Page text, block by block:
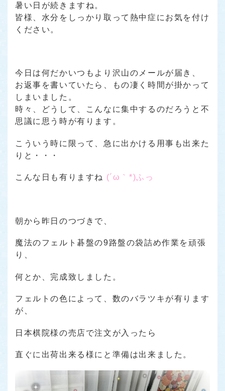
暑い日が続きますね。
皆様、水分をしっかり取って熱中症にお気を付け
ください。
今日は何だかいつもより沢山のメールが届き、
お返事を書いていたら、もの凄く時間が掛かって
しまいました。
時々、どうして、こんなに集中するのだろうと不
思議に思う時が有ります。
こういう時に限って、急に出かける用事も出来た
りと・・・
こんな日も有りますね (´ω｀*)ふっ
朝から昨日のつづきで、
魔法のフェルト碁盤の9路盤の袋詰め作業を頑張
り、
何とか、完成致しました。
フェルトの色によって、数のバラツキが有ります
が、
日本棋院様の売店で注文が入ったら
直ぐに出荷出来る様にと準備は出来ました。